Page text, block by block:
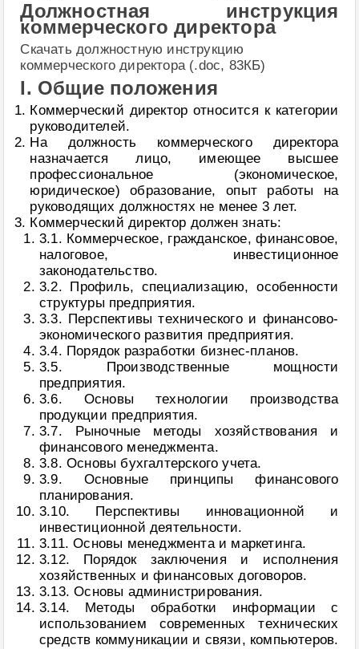
Должностная инструкция
коммерческого директора
Скачать должностную инструкцию
коммерческого директора (.doc, 83КБ)
I. Общие положения
Коммерческий директор относится к категории
руководителей.
На должность коммерческого директора
назначается лицо, имеющее высшее
профессиональное (экономическое,
юридическое) образование, опыт работы на
руководящих должностях не менее 3 лет.
Коммерческий директор должен знать:
3.1. Коммерческое, гражданское, финансовое,
налоговое, инвестиционное
законодательство.
3.2. Профиль, специализацию, особенности
структуры предприятия.
3.3. Перспективы технического и финансово-
экономического развития предприятия.
3.4. Порядок разработки бизнес-планов.
3.5. Производственные мощности
предприятия.
3.6. Основы технологии производства
продукции предприятия.
3.7. Рыночные методы хозяйствования и
финансового менеджмента.
3.8. Основы бухгалтерского учета.
3.9. Основные принципы финансового
планирования.
3.10. Перспективы инновационной и
инвестиционной деятельности.
3.11. Основы менеджмента и маркетинга.
3.12. Порядок заключения и исполнения
хозяйственных и финансовых договоров.
3.13. Основы администрирования.
3.14. Методы обработки информации с
использованием современных технических
средств коммуникации и связи, компьютеров.